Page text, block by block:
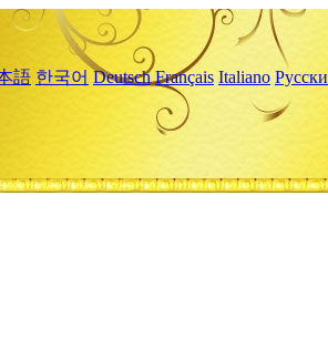
語 한국어 Deutsch Français Italiano